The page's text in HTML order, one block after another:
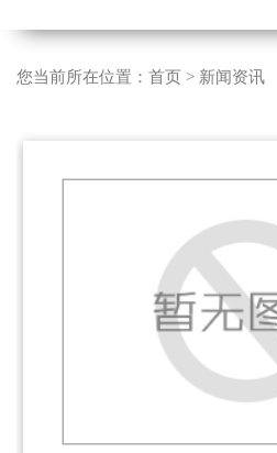
您当前所在位置： 首页 > 新闻资讯